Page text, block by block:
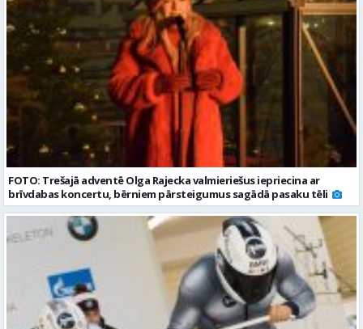
FOTO: Trešajā adventē Olga Rajecka valmieriešus iepriecina ar
brīvdabas koncertu, bērniem pārsteigumus sagādā pasaku tēli